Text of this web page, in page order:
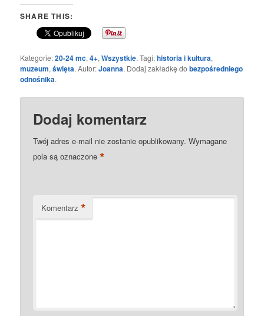
SHARE THIS:
Kategorie:20-24 mc,4+,Wszystkie. Tagi:historia i kultura,
muzeum,święta. Autor:Joanna. Dodaj zakładkę dobezpośredniego
odnośnika.
Dodaj komentarz
Twój adres e-mail nie zostanie opublikowany. Wymagane
pola są oznaczone*
Komentarz *